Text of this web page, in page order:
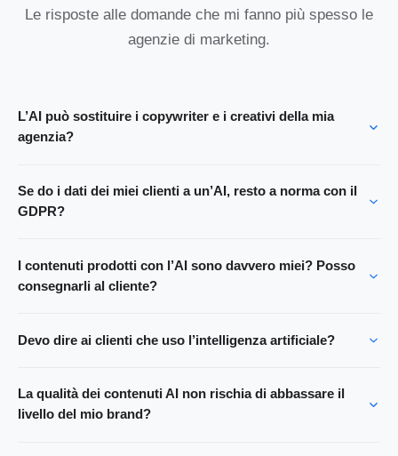
Le risposte alle domande che mi fanno più spesso le
agenzie di marketing.
L’AI può sostituire i copywriter e i creativi della mia
agenzia?
Se do i dati dei miei clienti a un’AI, resto a norma con il
GDPR?
I contenuti prodotti con l’AI sono davvero miei? Posso
consegnarli al cliente?
Devo dire ai clienti che uso l’intelligenza artificiale?
La qualità dei contenuti AI non rischia di abbassare il
livello del mio brand?